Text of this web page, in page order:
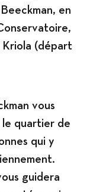
en
Kriola (départ
vous
le quartier de
qui y
guidera